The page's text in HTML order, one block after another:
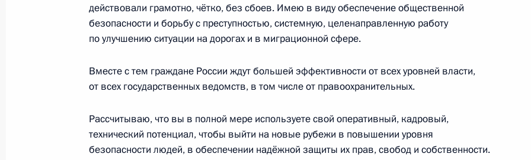
10 марта 2021 года, среда
10 марта 2021 года, 18:30 Москва, Кремль
Запуск строительства третьего энергоблока АЭС «Аккую»
10 марта 2021 года, 16:25 Москва, Кремль
действовали грамотно, чётко, без сбоев. Имею в виду обеспечение общественной
безопасности и борьбу с преступностью, системную, целенаправленную работу
по улучшению ситуации на дорогах и в миграционной сфере.
Вместе с тем граждане России ждут большей эффективности от всех уровней власти,
от всех государственных ведомств, в том числе от правоохранительных.
Рассчитываю, что вы в полной мере используете свой оперативный, кадровый,
технический потенциал, чтобы выйти на новые рубежи в повышении уровня
безопасности людей, в обеспечении надёжной защиты их прав, свобод и собственности.